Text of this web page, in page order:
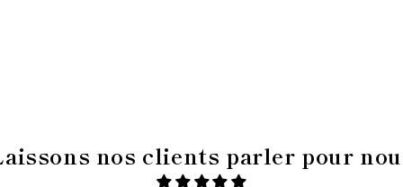
nos clients parler pour